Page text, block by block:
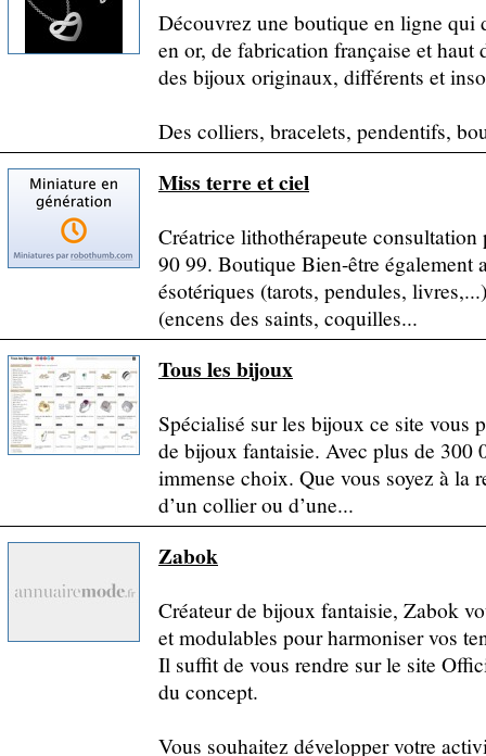
Découvrez une boutique en ligne qui
en or, de fabrication française et
des bijoux originaux, différents et
Des colliers, bracelets, pendentifs,
Miss terre et ciel
Créatrice lithothérapeute
90 99. Boutique Bien-être également
ésotériques (tarots, pendules,
(encens des saints, coquilles...
Tous les bijoux
Spécialisé sur les bijoux ce site vous
de bijoux fantaisie. Avec plus de 300
immense choix. Que vous soyez à la
d’un collier ou d’une...
Zabok
Créateur de bijoux fantaisie, Zabok
et modulables pour harmoniser vos
Il suffit de vous rendre sur le site
du concept.
Vous souhaitez développer votre